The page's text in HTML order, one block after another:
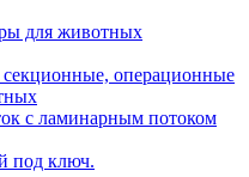
для животных
операционные
с ламинарным потоком
под ключ.